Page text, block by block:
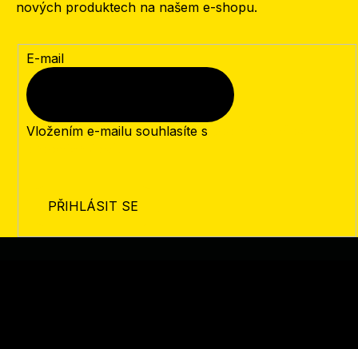
nových produktech na našem e-shopu.
E-mail
Vložením e-mailu souhlasíte s
PŘIHLÁSIT SE